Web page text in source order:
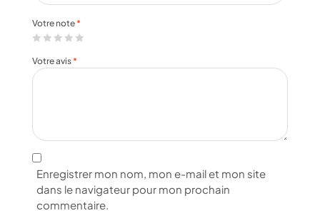
Votre note *
Votre avis *
Enregistrer mon nom, mon e-mail et mon site
dans le navigateur pour mon prochain
commentaire.